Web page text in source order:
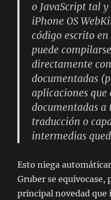
o JavaScript tal
iPhone OS
código escrito
puede
directamente
documentadas
aplicaciones que
documentadas a
traducción o
intermedias
Esto niega
Gruber se
principal novedad que